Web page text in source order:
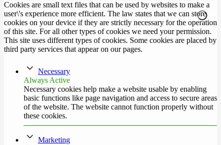
Cookies are small text files that can be used by websites to make a
user\'s experience more efficient. The law states that we can store
cookies on your device if they are strictly necessary for the operation
of this site. For all other types of cookies we need your permission.
This site uses different types of cookies. Some cookies are placed by
third party services that appear on our pages.
Necessary
Always Active
Necessary cookies help make a website usable by enabling
basic functions like page navigation and access to secure areas
of the website. The website cannot function properly without
these cookies.
Marketing